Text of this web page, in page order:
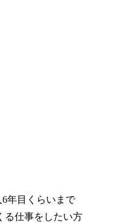
6年目くらいまで
る仕事をしたい方